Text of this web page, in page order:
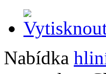
Nabídka